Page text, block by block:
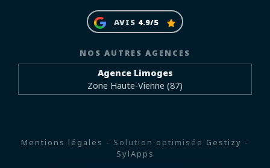
AVIS 4.9/5
NOS AUTRES AGENCES
Agence Limoges
Zone Haute-Vienne (87)
Mentions légales - Solution optimisée Gestizy -
SylApps